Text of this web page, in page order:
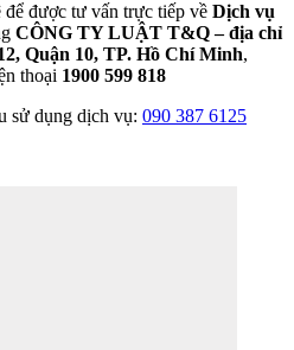
được tư vấn trực tiếp về Dịch vụ
CÔNG TY LUẬT T&Q – địa chỉ
Quận 10, TP. Hồ Chí Minh,
thoại 1900 599 818
sử dụng dịch vụ: 090 387 6125